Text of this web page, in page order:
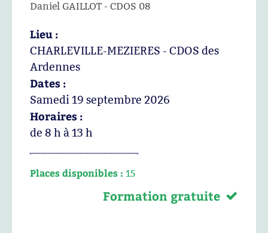
Daniel GAILLOT - CDOS 08
Lieu :
CHARLEVILLE-MEZIERES - CDOS des
Ardennes
Dates :
Samedi 19 septembre 2026
Horaires :
de 8 h à 13 h
Places disponibles : 15
Formation gratuite